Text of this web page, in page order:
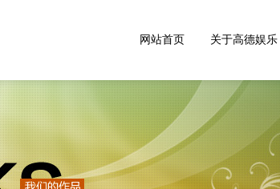
网站首页 关于高德娱乐